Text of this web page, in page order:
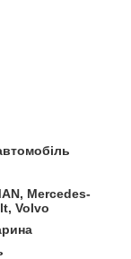
Mercedes-
Volvo